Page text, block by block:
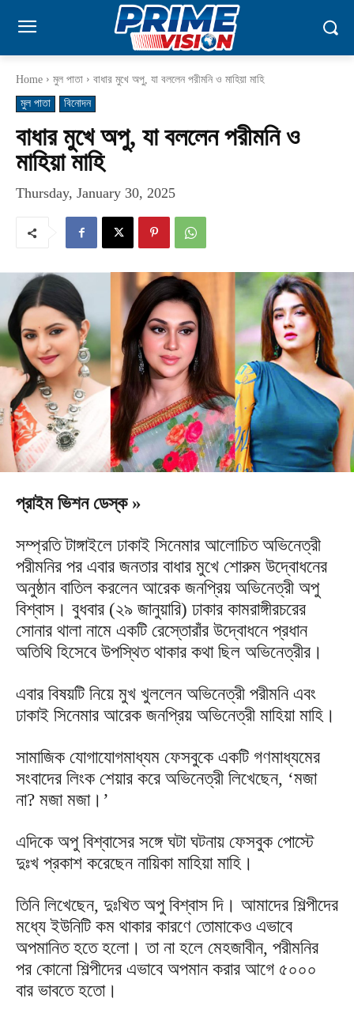
Home মুল পাতা
বাধার মুখে অপু, যা বললেন পরীমনি ও মাহিয়া মাহি
মুল পাতা
বিনোদন
বাধার মুখে অপু, যা বললেন পরীমনি ও
মাহিয়া মাহি
Thursday, January 30, 2025
প্রাইম ভিশন ডেস্ক »
সম্প্রতি টাঙ্গাইলে ঢাকাই সিনেমার আলোচিত অভিনেত্রী
পরীমনির পর এবার জনতার বাধার মুখে শোরুম উদ্বোধনের
অনুষ্ঠান বাতিল করলেন আরেক জনপ্রিয় অভিনেত্রী অপু
বিশ্বাস। বুধবার (২৯ জানুয়ারি) ঢাকার কামরাঙ্গীরচরের
সোনার থালা নামে একটি রেস্তোরাঁর উদ্বোধনে প্রধান
অতিথি হিসেবে উপস্থিত থাকার কথা ছিল অভিনেত্রীর।
এবার বিষয়টি নিয়ে মুখ খুললেন অভিনেত্রী পরীমনি এবং
ঢাকাই সিনেমার আরেক জনপ্রিয় অভিনেত্রী মাহিয়া মাহি।
সামাজিক যোগাযোগমাধ্যম ফেসবুকে একটি গণমাধ্যমের
সংবাদের লিংক শেয়ার করে অভিনেত্রী লিখেছেন, ‘মজা
না? মজা মজা।’
এদিকে অপু বিশ্বাসের সঙ্গে ঘটা ঘটনায় ফেসবুক পোস্টে
দুঃখ প্রকাশ করেছেন নায়িকা মাহিয়া মাহি।
তিনি লিখেছেন, দুঃখিত অপু বিশ্বাস দি। আমাদের শিল্পীদের
মধ্যে ইউনিটি কম থাকার কারণে তোমাকেও এভাবে
অপমানিত হতে হলো। তা না হলে মেহজাবীন, পরীমনির
পর কোনো শিল্পীদের এভাবে অপমান করার আগে ৫০০০
বার ভাবতে হতো।